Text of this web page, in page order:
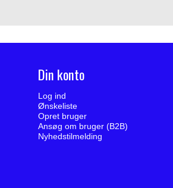
Din konto
Log ind
Ønskeliste
Opret bruger
Ansøg om bruger (B2B)
Nyhedstilmelding